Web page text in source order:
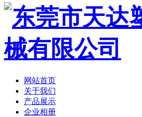
网站首页
关于我们
产品展示
企业相册